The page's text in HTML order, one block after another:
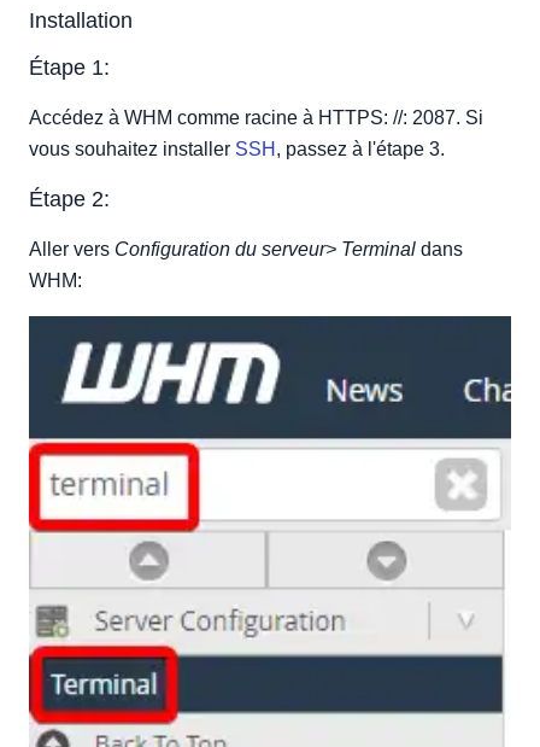
Installation
Étape 1:
Accédez à WHM comme racine à HTTPS: //: 2087. Si
vous souhaitez installer SSH , passez à l'étape 3.
Étape 2:
Aller vers Configuration du serveur> Terminal dans
WHM: